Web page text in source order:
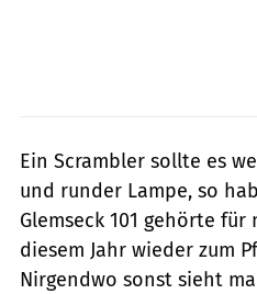
Ein Scrambler sollte es
und runder Lampe, so
Glemseck 101 gehörte
diesem Jahr wieder zum
Nirgendwo sonst sieht